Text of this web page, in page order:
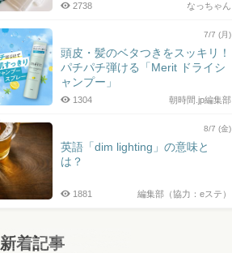
なっちゃん
2738
7/7 (月)
頭皮・髪のベタつきをスッキリ！
パチパチ弾ける「Merit ドライシ
ャンプー」
朝時間.jp編集部
1304
8/7 (金)
英語「dim lighting」の意味と
は？
編集部（協力：eステ）
1881
新着記事